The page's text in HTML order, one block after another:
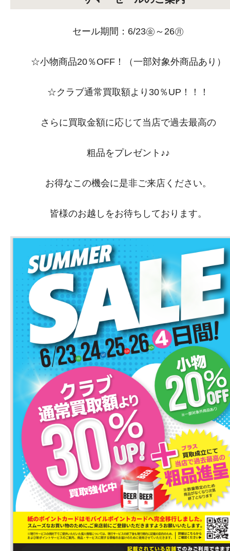
セール期間：6/23㊎～26㊊
☆小物商品20％OFF！（一部対象外商品あり）
☆クラブ通常買取額より30％UP！！！
さらに買取金額に応じて当店で過去最高の
粗品をプレゼント♪♪
お得なこの機会に是非ご来店ください。
皆様のお越しをお待ちしております。